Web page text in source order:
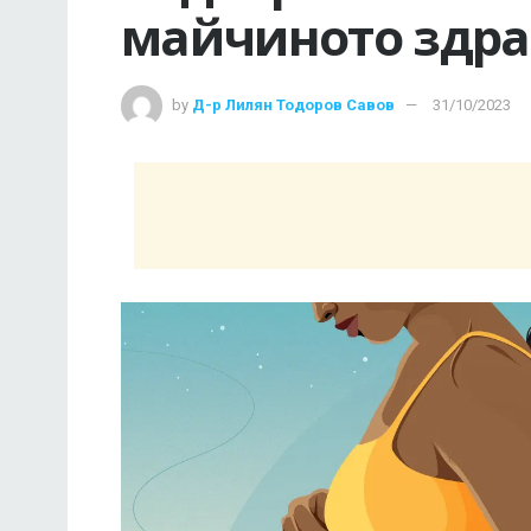
майчиното
by Д-р Лилян Тодоров Савов 31/10/2023